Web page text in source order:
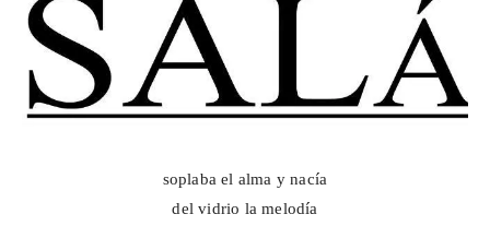
soplaba el alma y nacía
del vidrio la melodía